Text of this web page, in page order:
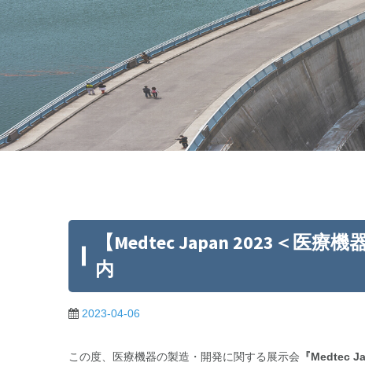
【Medtec Japan 2023＜医療
内
2023-04-06
この度、医療機器の製造・開発に関する展示会 『Medtec